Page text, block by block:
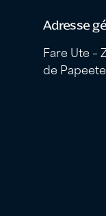
Adresse
Fare Ute –
de